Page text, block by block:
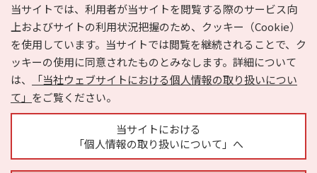
当サイトでは、利用者が当サイトを閲覧する際のサービス向
上およびサイトの利用状況把握のため、クッキー（Cookie）
を使用しています。当サイトでは閲覧を継続されることで、ク
ッキーの使用に同意されたものとみなします。詳細について
は、
「当社ウェブサイトにおける個人情報の取り扱いについ
て」 をご覧ください。
当サイトにおける
「個人情報の取り扱いについて」へ
サイトの内容に関するお問い合わせ
Copyright © HYOJITO.Co.,Ltd. All Rights Reserved.